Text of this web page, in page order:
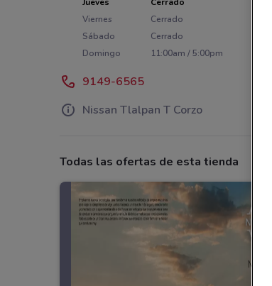
Viernes
Cerrado
Sábado
Cerrado
Domingo
11:00am / 5:00pm
9149-6565
Nissan Tlalpan T Corzo
Todas las ofertas de esta tienda